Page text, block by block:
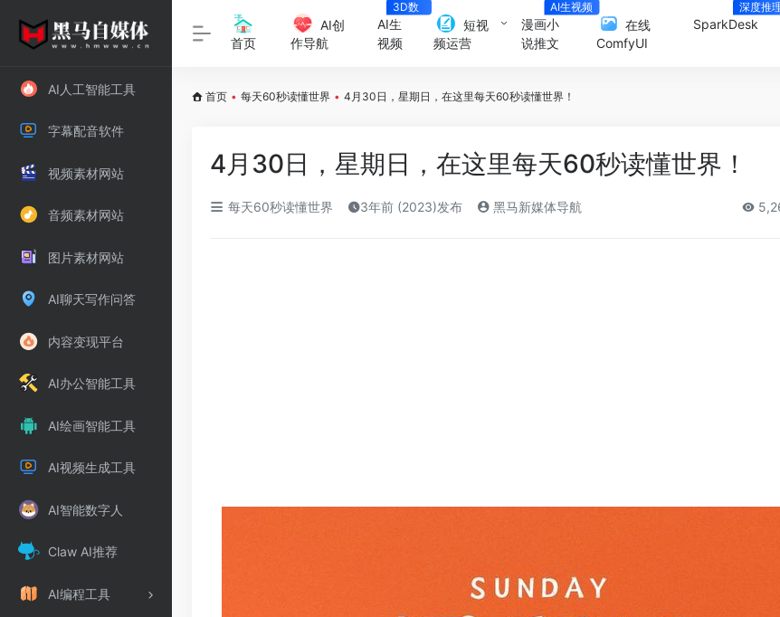
AI人工智能工具
字幕配音软件
视频素材网站
音频素材网站
图片素材网站
AI聊天写作问答
内容变现平台
AI办公智能工具
AI绘画智能工具
AI视频生成工具
AI智能数字人
Claw AI推荐
AI编程工具
首页
AI创
作导航
AI生
视频
3D数
字人
短视
频运营
漫画小
说推文
AI生视频
在线
ComfyUI
SparkDesk
深度推
首页 • 每天60秒读懂世界 • 4月30日，星期日，在这里每天60秒读懂世界！
4月30日，星期日，在这里每天60秒读懂世界！
每天60秒读懂世界 3年前 (2023)发布 黑马新媒体导航